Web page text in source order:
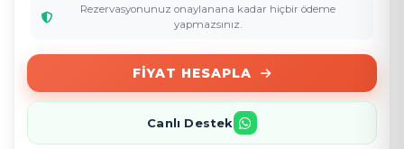
Rezervasyonunuz onaylanana kadar hiçbir ödeme
yapmazsınız.
FIYAT HESAPLA
Canlı Destek